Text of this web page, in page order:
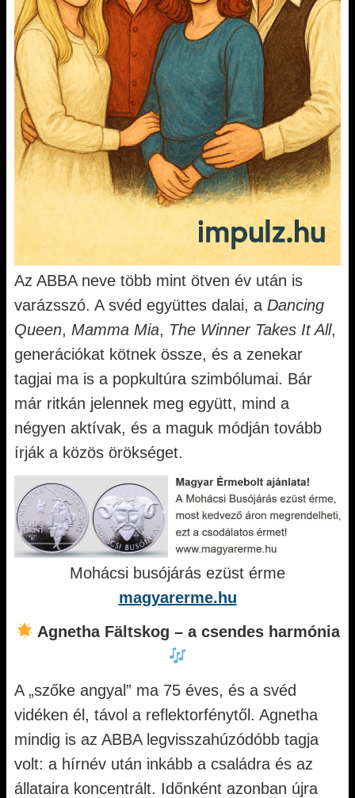
Az ABBA neve több mint ötven év után is
varázsszó. A svéd együttes dalai, a Dancing
Queen, Mamma Mia, The Winner Takes It All,
generációkat kötnek össze, és a zenekar
tagjai ma is a popkultúra szimbólumai. Bár
már ritkán jelennek meg együtt, mind a
négyen aktívak, és a maguk módján tovább
írják a közös örökséget.
Mohácsi busójárás ezüst érme
magyarerme.hu
Agnetha Fältskog – a csendes harmónia
A „szőke angyal” ma 75 éves, és a svéd
vidéken él, távol a reflektorfénytől. Agnetha
mindig is az ABBA legvisszahúzódóbb tagja
volt: a hírnév után inkább a családra és az
állataira koncentrált. Időnként azonban újra